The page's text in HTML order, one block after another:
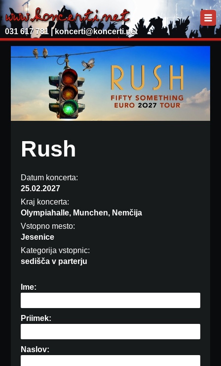
031 617 781 | koncerti@koncerti.net
Rush
Datum koncerta:
25.02.2027
Kraj koncerta:
Olympiahalle, Munchen, Nemčija
Vstopno mesto:
Jesenice
Kategorija vstopnic:
sedišča v parterju
Ime:
Priimek:
Naslov: